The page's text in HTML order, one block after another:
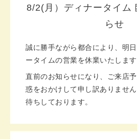
8/2(月）ディナータイム
らせ
誠に勝手ながら都合により、明
ータイムの営業を休業いたします
直前のお知らせになり、ご来店
惑をおかけして申し訳ありません
待ちしております。